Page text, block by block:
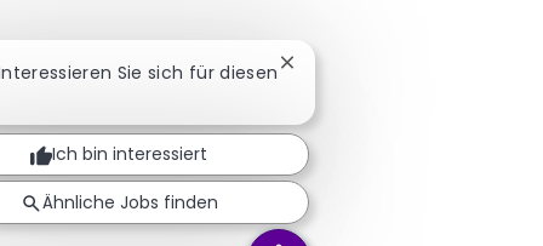
Sie sich für diesen Chatbot-Benachrichtigung
Ich bin interessiert
Ähnliche Jobs finden